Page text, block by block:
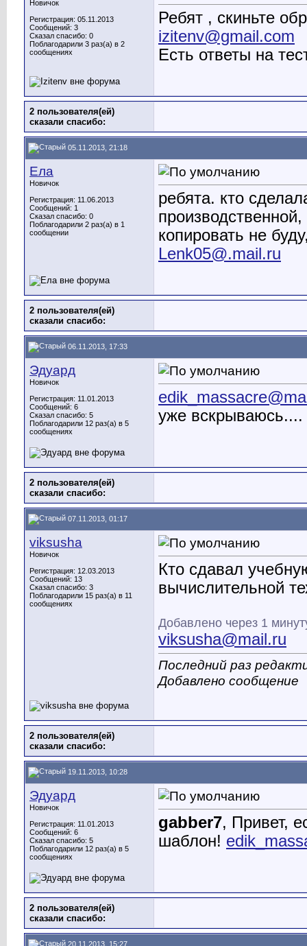
Новичок
Регистрация: 05.11.2013
Сообщений: 3
Сказал спасибо: 0
Поблагодарили 3 раз(а) в 2
сообщениях
Ребят , скиньте
izitenv@gmail.com
Есть ответы на
2 пользователя(ей)
сказали cпасибо:
05.11.2013, 21:18
Ела
Новичок
Регистрация: 11.06.2013
Сообщений: 1
Сказал спасибо: 0
Поблагодарили 2 раз(а) в 1
сообщении
ребята. кто
производственной,
копировать не
Lenk05@.mail.ru
2 пользователя(ей)
сказали cпасибо:
06.11.2013, 17:33
Эдуард
Новичок
Регистрация: 11.01.2013
Сообщений: 6
Сказал спасибо: 5
Поблагодарили 12 раз(а) в 5
сообщениях
уже
2 пользователя(ей)
сказали cпасибо:
07.11.2013, 01:17
viksusha
Новичок
Регистрация: 12.03.2013
Сообщений: 13
Сказал спасибо: 3
Поблагодарили 15 раз(а) в 11
сообщениях
Кто сдавал
вычислительной
Добавлено через 1
viksusha@mail.ru
Последний раз
Добавлено сообщение
2 пользователя(ей)
сказали cпасибо:
19.11.2013, 10:28
Эдуард
Новичок
Регистрация: 11.01.2013
Сообщений: 6
Сказал спасибо: 5
Поблагодарили 12 раз(а) в 5
сообщениях
gabber7, Привет,
шаблон!
2 пользователя(ей)
сказали cпасибо:
20.11.2013, 15:27